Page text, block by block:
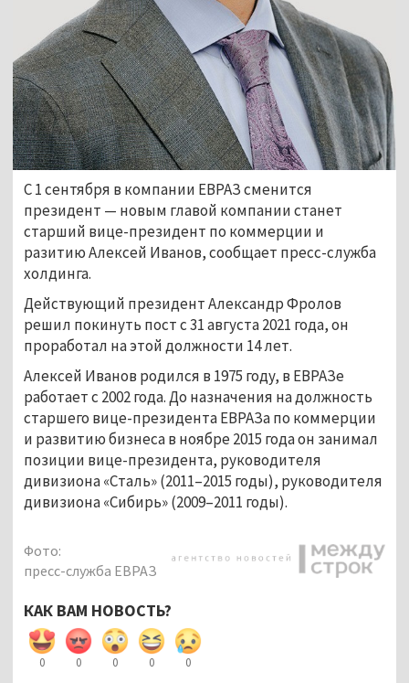
С 1 сентября в компании ЕВРАЗ сменится
президент — новым главой компании станет
старший вице-президент по коммерции и
разитию Алексей Иванов, сообщает пресс-служба
холдинга.
Действующий президент Александр Фролов
решил покинуть пост с 31 августа 2021 года, он
проработал на этой должности 14 лет.
Алексей Иванов родился в 1975 году, в ЕВРАЗе
работает с 2002 года. До назначения на должность
старшего вице-президента ЕВРАЗа по коммерции
и развитию бизнеса в ноябре 2015 года он занимал
позиции вице-президента, руководителя
дивизиона «Сталь» (2011–2015 годы), руководителя
дивизиона «Сибирь» (2009–2011 годы).
Фото:
пресс-служба ЕВРАЗ
КАК ВАМ НОВОСТЬ?
0 0 0 0 0